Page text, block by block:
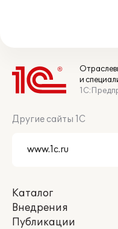
и
Другие сайты 1С
Каталог
Внедрения
Публикации